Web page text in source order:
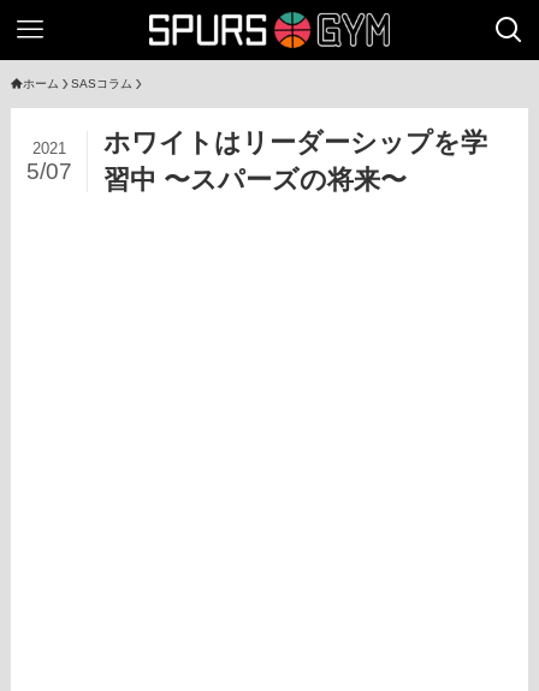
ホーム SASコラム
ホワイトはリーダーシップを学
習中 〜スパーズの将来〜
2021
5/07